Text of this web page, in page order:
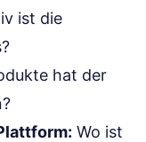
ist die
hat der
Wo ist